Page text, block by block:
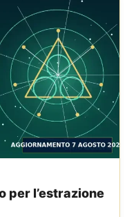
per l’estrazione